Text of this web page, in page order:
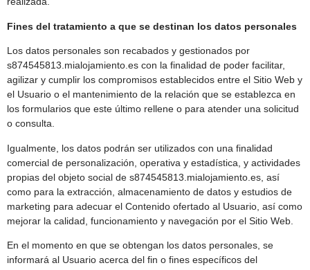
Fines del tratamiento a que se destinan los datos personales
Los datos personales son recabados y gestionados por
s874545813.mialojamiento.es con la finalidad de poder facilitar,
agilizar y cumplir los compromisos establecidos entre el Sitio Web y
el Usuario o el mantenimiento de la relación que se establezca en
los formularios que este último rellene o para atender una solicitud
o consulta.
Igualmente, los datos podrán ser utilizados con una finalidad
comercial de personalización, operativa y estadística, y actividades
propias del objeto social de s874545813.mialojamiento.es, así
como para la extracción, almacenamiento de datos y estudios de
marketing para adecuar el Contenido ofertado al Usuario, así como
mejorar la calidad, funcionamiento y navegación por el Sitio Web.
En el momento en que se obtengan los datos personales, se
informará al Usuario acerca del fin o fines específicos del